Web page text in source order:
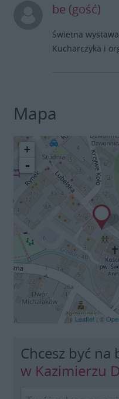
be (gość)
Świetna
Kucharczyka i
Mapa
+
-
Leaflet| ©
Chcesz być na
w Kazimierzu